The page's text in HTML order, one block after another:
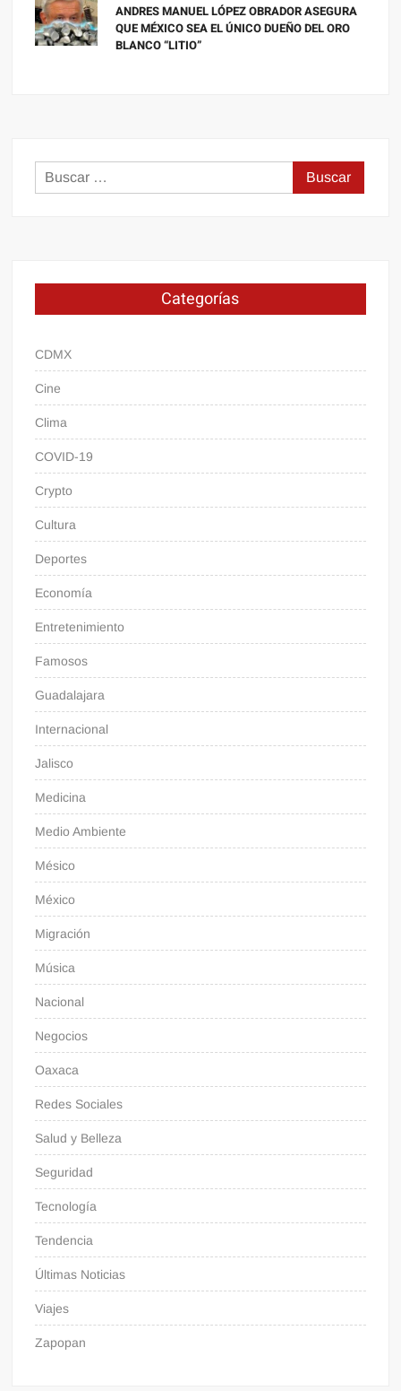
ANDRES MANUEL LÓPEZ OBRADOR ASEGURA
QUE MÉXICO SEA EL ÚNICO DUEÑO DEL ORO
BLANCO “LITIO”
Buscar:
Categorías
CDMX
Cine
Clima
COVID-19
Crypto
Cultura
Deportes
Economía
Entretenimiento
Famosos
Guadalajara
Internacional
Jalisco
Medicina
Medio Ambiente
Mésico
México
Migración
Música
Nacional
Negocios
Oaxaca
Redes Sociales
Salud y Belleza
Seguridad
Tecnología
Tendencia
Últimas Noticias
Viajes
Zapopan